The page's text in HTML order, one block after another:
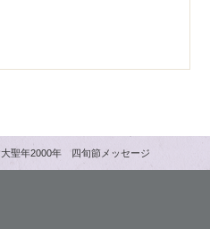
大聖年2000年 四旬節メッセージ